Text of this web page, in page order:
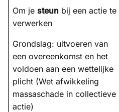
Om je steun bij een actie te
verwerken
Grondslag: uitvoeren van
een overeenkomst en het
voldoen aan een wettelijke
plicht (Wet afwikkeling
massaschade in collectieve
actie)